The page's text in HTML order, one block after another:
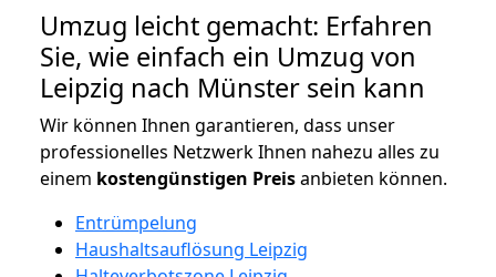
Umzug leicht gemacht: Erfahren
Sie, wie einfach ein Umzug von
Leipzig nach Münster sein kann
Wir können Ihnen garantieren, dass unser
professionelles Netzwerk Ihnen nahezu alles zu
einem kostengünstigen Preisanbieten können.
Entrümpelung
Haushaltsauflösung Leipzig